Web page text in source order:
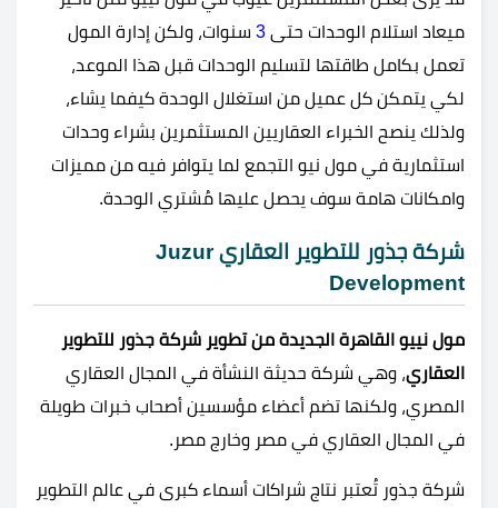
ميعاد استلام الوحدات حتى 3 سنوات، ولكن إدارة المول
تعمل بكامل طاقتها لتسليم الوحدات قبل هذا الموعد،
لكي يتمكن كل عميل من استغلال الوحدة كيفما يشاء،
ولذلك ينصح الخبراء العقاريين المستثمرين بشراء وحدات
استثمارية في مول نيو التجمع لما يتوافر فيه من مميزات
وامكانات هامة سوف يحصل عليها مُشتري الوحدة.
شركة جذور للتطوير العقاري Juzur
Development
مول نييو القاهرة الجديدة من تطوير شركة جذور للتطوير
العقاري، وهي شركة حديثة النشأة في المجال العقاري
المصري، ولكنها تضم أعضاء مؤسسين أصحاب خبرات طويلة
في المجال العقاري في مصر وخارج مصر.
شركة جذور تُعتبر نتاج شراكات أسماء كبرى في عالم التطوير